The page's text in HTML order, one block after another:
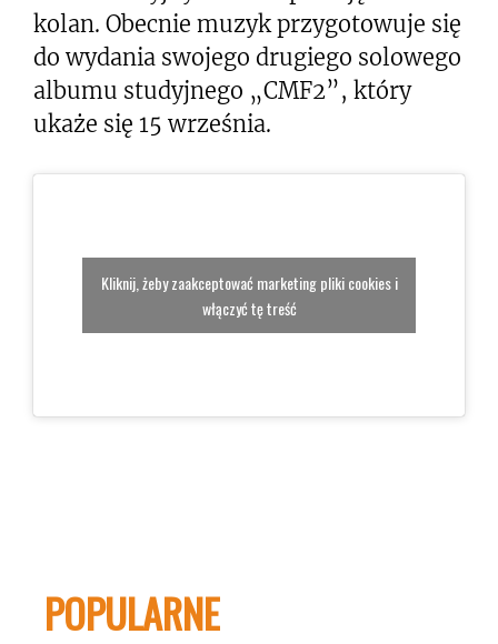
kolan. Obecnie muzyk przygotowuje się
do wydania swojego drugiego solowego
albumu studyjnego „CMF2”, który
ukaże się 15 września.
Kliknij, żeby zaakceptować marketing pliki cookies i
włączyć tę treść
POPULARNE